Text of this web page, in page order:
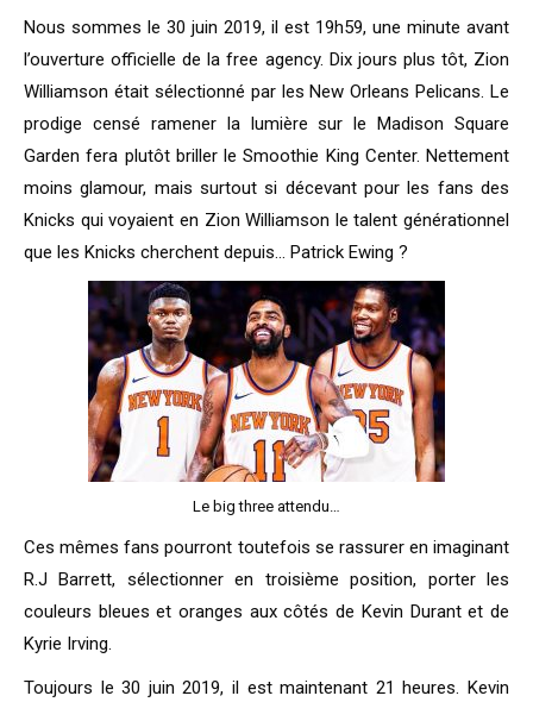
Nous sommes le 30 juin 2019, il est 19h59, une minute avant
l’ouverture officielle de la free agency. Dix jours plus tôt, Zion
Williamson était sélectionné par les New Orleans Pelicans. Le
prodige censé ramener la lumière sur le Madison Square
Garden fera plutôt briller le Smoothie King Center. Nettement
moins glamour, mais surtout si décevant pour les fans des
Knicks qui voyaient en Zion Williamson le talent générationnel
que les Knicks cherchent depuis… Patrick Ewing ?
Le big three attendu…
Ces mêmes fans pourront toutefois se rassurer en imaginant
R.J Barrett, sélectionner en troisième position, porter les
couleurs bleues et oranges aux côtés de Kevin Durant et de
Kyrie Irving.
Toujours le 30 juin 2019, il est maintenant 21 heures. Kevin